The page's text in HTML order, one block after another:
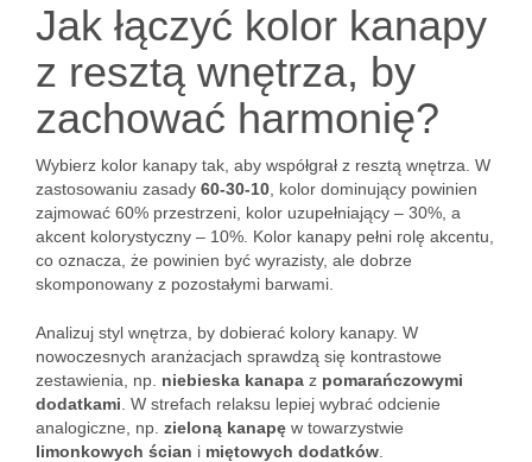
Jak łączyć kolor kanapy
z resztą wnętrza, by
zachować harmonię?
Wybierz kolor kanapy tak, aby współgrał z resztą wnętrza. W
zastosowaniu zasady 60-30-10 , kolor dominujący powinien
zajmować 60% przestrzeni, kolor uzupełniający – 30%, a
akcent kolorystyczny – 10%. Kolor kanapy pełni rolę akcentu,
co oznacza, że powinien być wyrazisty, ale dobrze
skomponowany z pozostałymi barwami.
Analizuj styl wnętrza, by dobierać kolory kanapy. W
nowoczesnych aranżacjach sprawdzą się kontrastowe
zestawienia, np. niebieska kanapa z pomarańczowymi
dodatkami . W strefach relaksu lepiej wybrać odcienie
analogiczne, np. zieloną kanapę w towarzystwie
limonkowych ścian i miętowych dodatków